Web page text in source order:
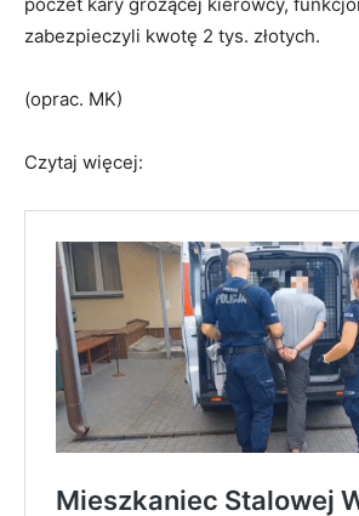
zabezpieczyli kwotę 2 tys. złotych.
(oprac. MK)
Czytaj więcej: